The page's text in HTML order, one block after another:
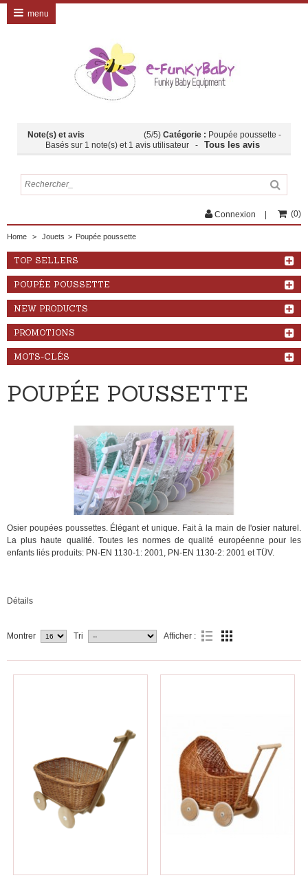
Note(s) et avis (5/5) Catégorie : Poupée poussette -
Basés sur 1 note(s) et 1 avis utilisateur - Tous les avis
menu
Connexion (0)
Home > Jouets > Poupée poussette
TOP SELLERS
POUPÉE POUSSETTE
NEW PRODUCTS
PROMOTIONS
MOTS-CLÉS
POUPÉE POUSSETTE
Osier poupées poussettes. Élégant et unique. Fait à la main de l'osier naturel.
La plus haute qualité. Toutes les normes de qualité européenne pour les
enfants liés produits: PN-EN 1130-1: 2001, PN-EN 1130-2: 2001 et TÜV.
Détails
Montrer Tri Afficher :